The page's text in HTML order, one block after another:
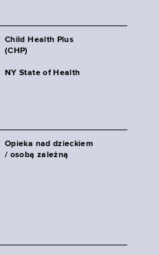
Child Health Plus
(CHP)
NY State of Health
Opieka nad dzieckiem
/ osobą zależną